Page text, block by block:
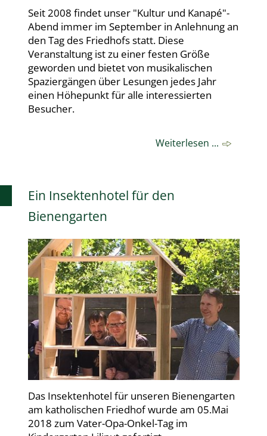
Seit 2008 findet unser "Kultur und Kanapé"-
Abend immer im September in Anlehnung an
den Tag des Friedhofs statt. Diese
Veranstaltung ist zu einer festen Größe
geworden und bietet von musikalischen
Spaziergängen über Lesungen jedes Jahr
einen Höhepunkt für alle interessierten
Besucher.
Weiterlesen ...
Ein Insektenhotel für den
Bienengarten
Das Insektenhotel für unseren Bienengarten
am katholischen Friedhof wurde am 05.Mai
2018 zum Vater-Opa-Onkel-Tag im